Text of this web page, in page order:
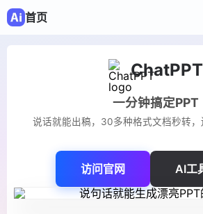
首页
ChatPPT
一分钟搞定PPT
说话就能出稿，30多种格式文档秒转
访问官网 AI工